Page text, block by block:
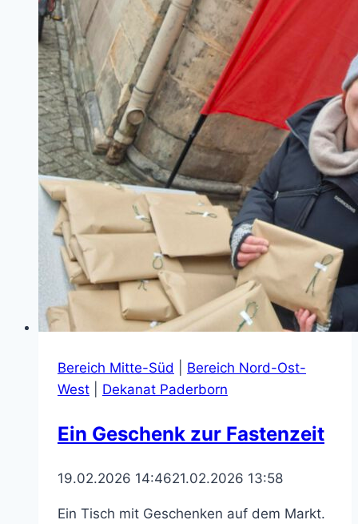
Einblicke
Bereich Mitte-Süd
Bereich Nord-Ost-
West
Dekanat Paderborn
Ein Geschenk zur Fastenzeit
19.02.2026 14:4621.02.2026 13:58
Ein Tisch mit Geschenken auf dem Markt.